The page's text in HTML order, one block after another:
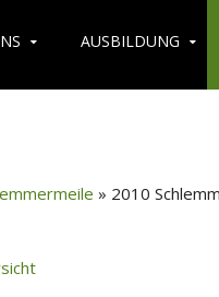
AUSBILDUNG
» 2010